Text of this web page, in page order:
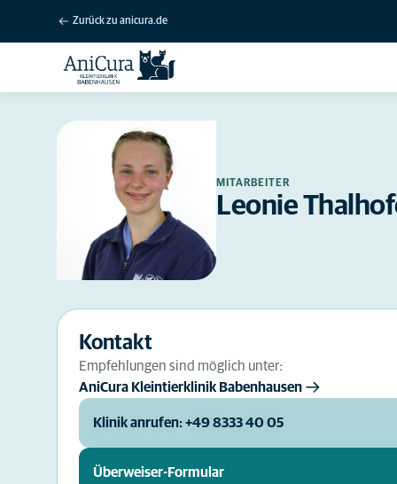
Zurück zu anicura.de
MITARBEITER
Leonie
Kontakt
Empfehlungen sind möglich unter:
AniCura Kleintierklinik Babenhausen
Klinik anrufen: +49 8333 40 05
Überweiser-Formular